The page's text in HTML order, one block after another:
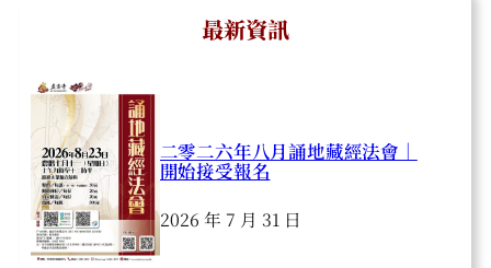
最新資訊
二零二六年八月誦地藏經法會｜
開始接受報名
2026 年 7 月 31 日